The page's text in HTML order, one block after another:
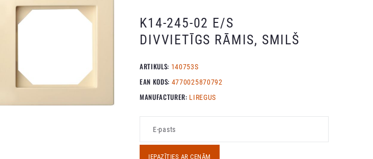
K14-245-02 E/S
DIVVIETĪGS RĀMIS, SMILŠ
ARTIKULS: 140753S
EAN KODS: 4770025870792
MANUFACTURER: LIREGUS
IEPAZĪTIES AR CENĀM